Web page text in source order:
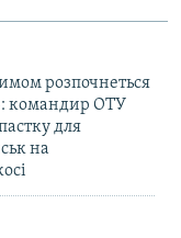
розпочнеться
командир ОТУ
для
на